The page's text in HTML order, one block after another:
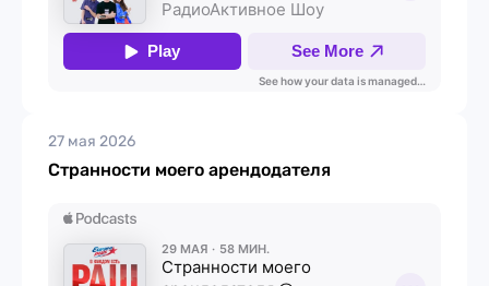
27 мая 2026
Странности моего арендодателя